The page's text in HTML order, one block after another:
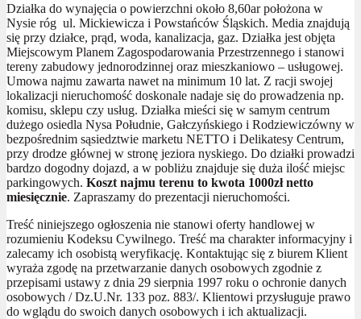
Działka do wynajęcia o powierzchni około 8,60ar położona w
Nysie róg ul. Mickiewicza i Powstańców Śląskich. Media znajdują
się przy działce, prąd, woda, kanalizacja, gaz. Działka jest objęta
Miejscowym Planem Zagospodarowania Przestrzennego i stanowi
tereny zabudowy jednorodzinnej oraz mieszkaniowo – usługowej.
Umowa najmu zawarta nawet na minimum 10 lat. Z racji swojej
lokalizacji nieruchomość doskonale nadaje się do prowadzenia np.
komisu, sklepu czy usług. Działka mieści się w samym centrum
dużego osiedla Nysa Południe, Gałczyńskiego i Rodziewiczówny w
bezpośrednim sąsiedztwie marketu NETTO i Delikatesy Centrum,
przy drodze głównej w stronę jeziora nyskiego. Do działki prowadzi
bardzo dogodny dojazd, a w pobliżu znajduje się duża ilość miejsc
parkingowych. Koszt najmu terenu to kwota 1000zł netto
miesięcznie. Zapraszamy do prezentacji nieruchomości.
Treść niniejszego ogłoszenia nie stanowi oferty handlowej w
rozumieniu Kodeksu Cywilnego. Treść ma charakter informacyjny i
zalecamy ich osobistą weryfikację. Kontaktując się z biurem Klient
wyraża zgodę na przetwarzanie danych osobowych zgodnie z
przepisami ustawy z dnia 29 sierpnia 1997 roku o ochronie danych
osobowych / Dz.U.Nr. 133 poz. 883/. Klientowi przysługuje prawo
do wglądu do swoich danych osobowych i ich aktualizacji.